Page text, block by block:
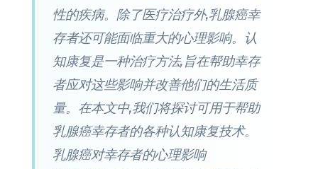
性的疾病。除了医疗治疗外,乳腺癌幸
存者还可能面临重大的心理影响。认
知康复是一种治疗方法,旨在帮助幸存
者应对这些影响并改善他们的生活质
量。在本文中,我们将探讨可用于帮助
乳腺癌幸存者的各种认知康复技术。
乳腺癌对幸存者的心理影响